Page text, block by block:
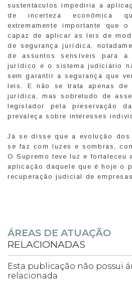
sustentáculos impediria a
de incerteza econômica
extremamente importante que
capaz de aplicar as leis de
de segurança jurídica,
de assuntos sensíveis para a
jurídico e o sistema judiciário
sem garantir a segurança que
leis. E não se trata apenas de
jurídica, mas sobretudo de
legislador pela preservação
prevaleça sobre interesses
Já se disse que a evolução
se faz com luzes e sombras,
O Supremo teve luz e fortaleceu
aplicação daquele que é hoje o
recuperação judicial de
ÁREAS DE ATUAÇÃO
RELACIONADAS
Esta publicação não possui
relacionada